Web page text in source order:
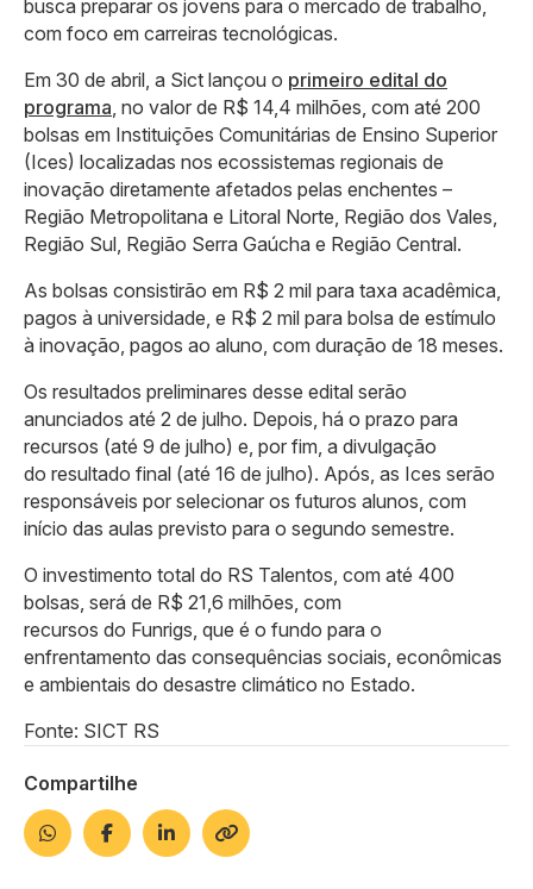
busca preparar os jovens para o mercado de trabalho,
com foco em carreiras tecnológicas.
Em 30 de abril, a Sict lançou o primeiro edital do
programa , no valor de R$ 14,4 milhões, com até 200
bolsas em Instituições Comunitárias de Ensino Superior
(Ices) localizadas nos ecossistemas regionais de
inovação diretamente afetados pelas enchentes –
Região Metropolitana e Litoral Norte, Região dos Vales,
Região Sul, Região Serra Gaúcha e Região Central.
As bolsas consistirão em R$ 2 mil para taxa acadêmica,
pagos à universidade, e R$ 2 mil para bolsa de estímulo
à inovação, pagos ao aluno, com duração de 18 meses.
Os resultados preliminares desse edital serão
anunciados até 2 de julho. Depois, há o prazo para
recursos (até 9 de julho) e, por fim, a divulgação
do resultado final (até 16 de julho). Após, as Ices serão
responsáveis por selecionar os futuros alunos, com
início das aulas previsto para o segundo semestre.
O investimento total do RS Talentos, com até 400
bolsas, será de R$ 21,6 milhões, com
recursos do Funrigs, que é o fundo para o
enfrentamento das consequências sociais, econômicas
e ambientais do desastre climático no Estado.
Fonte: SICT RS
Compartilhe